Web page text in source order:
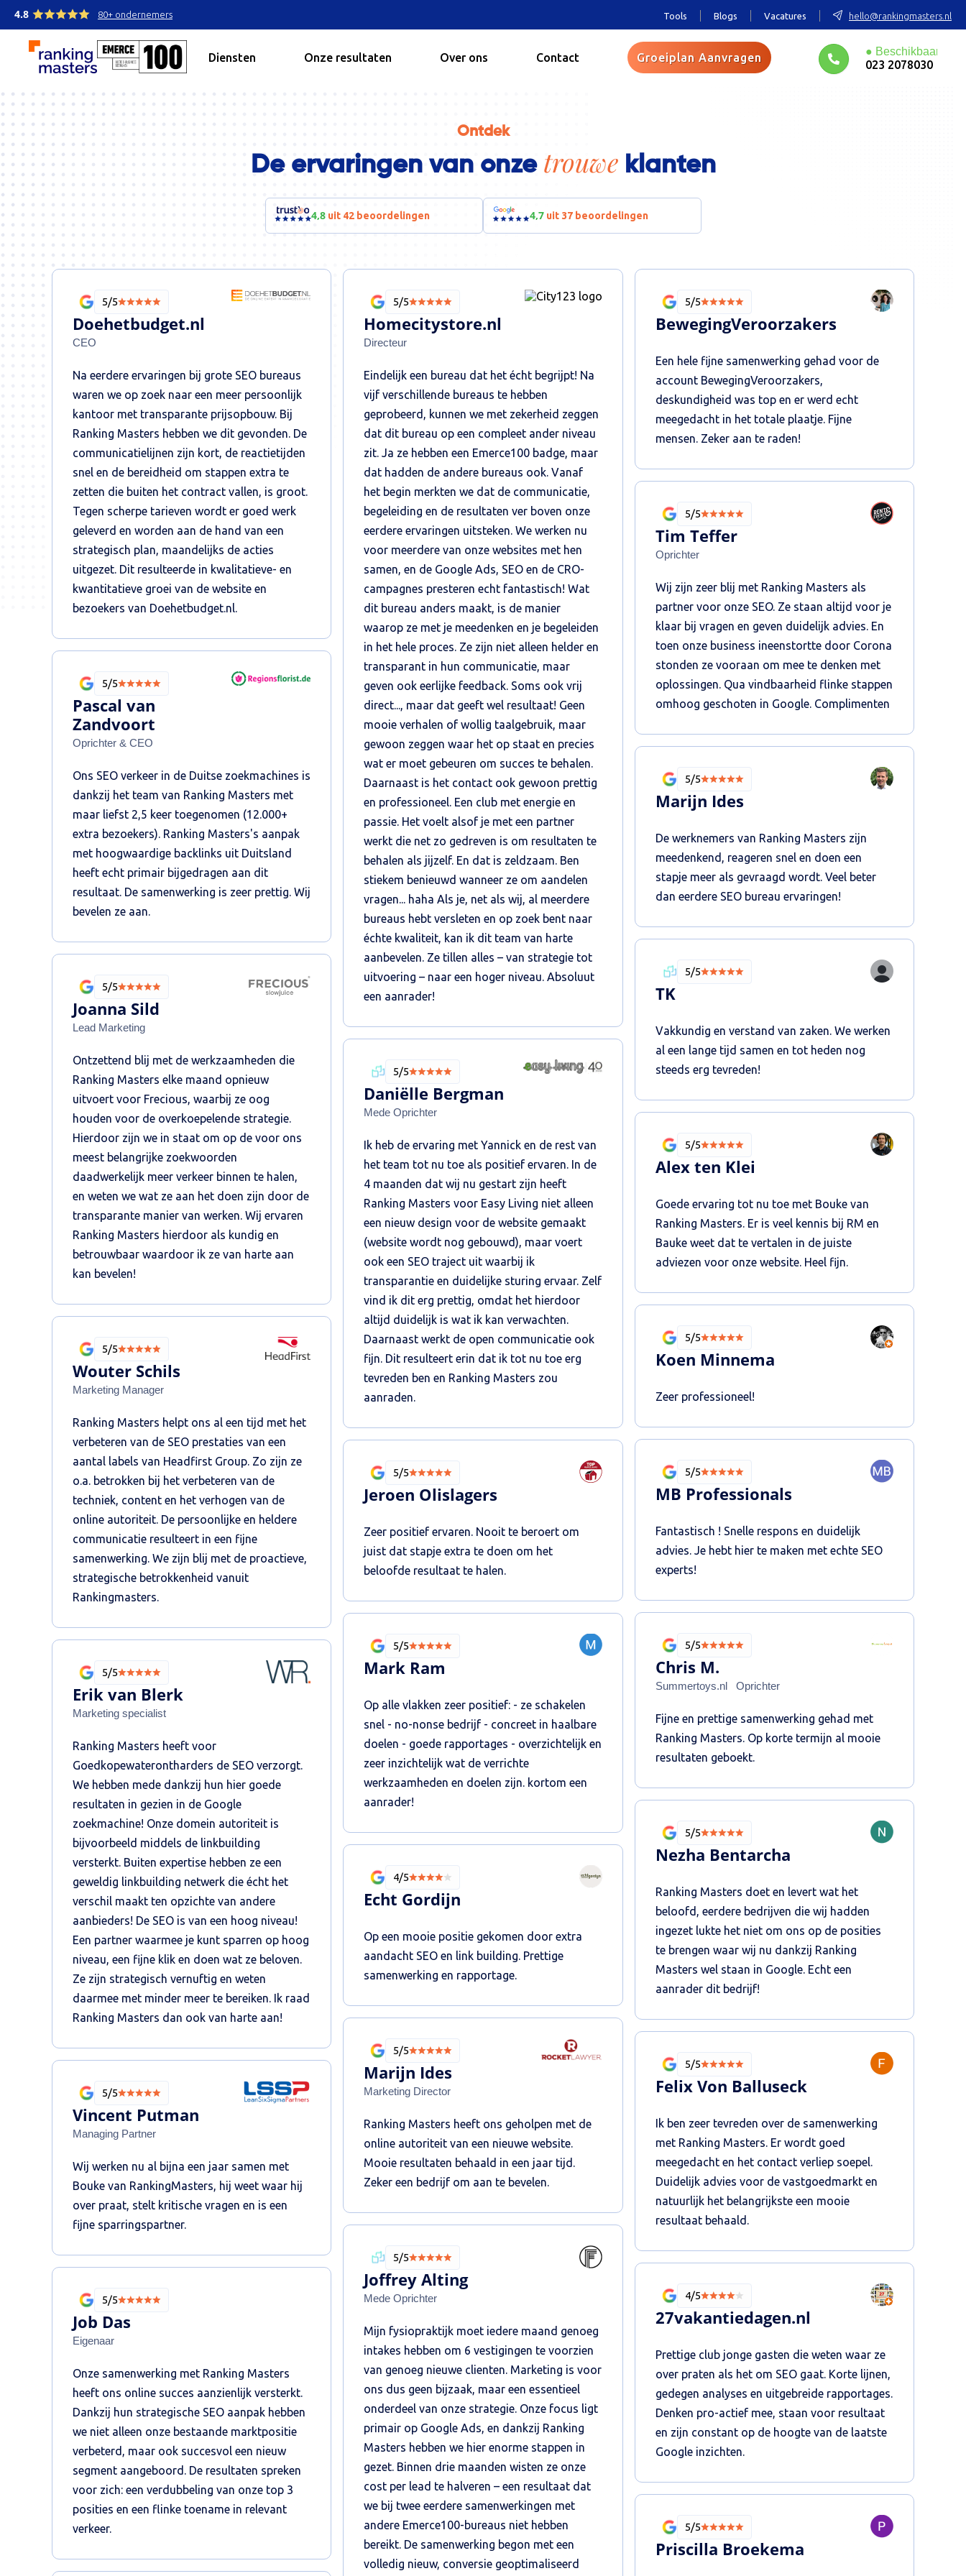
4.8 80+ ondernemers Tools Blogs Vacatures hello@rankingmasters.nl
Diensten Onze resultaten Over ons Contact Groeiplan Aanvragen
023 2078030
Ontdek
De ervaringen van onze trouweklanten
4,8 uit 42 beoordelingen 4,7 uit 37 beoordelingen
5/5
Doehetbudget.nl
CEO
Na eerdere ervaringen bij grote SEO bureaus
waren we op zoek naar een meer persoonlijk
kantoor met transparante prijsopbouw. Bij
Ranking Masters hebben we dit gevonden. De
communicatielijnen zijn kort, de reactietijden
snel en de bereidheid om stappen extra te
zetten die buiten het contract vallen, is groot.
Tegen scherpe tarieven wordt er goed werk
geleverd en worden aan de hand van een
strategisch plan, maandelijks de acties
uitgezet. Dit resulteerde in kwalitatieve- en
kwantitatieve groei van de website en
bezoekers van Doehetbudget.nl.
5/5
Pascal van
Zandvoort
Oprichter & CEO
Ons SEO verkeer in de Duitse zoekmachines is
dankzij het team van Ranking Masters met
maar liefst 2,5 keer toegenomen (12.000+
extra bezoekers). Ranking Masters's aanpak
met hoogwaardige backlinks uit Duitsland
heeft echt primair bijgedragen aan dit
resultaat. De samenwerking is zeer prettig. Wij
bevelen ze aan.
5/5
Joanna Sild
Lead Marketing
Ontzettend blij met de werkzaamheden die
Ranking Masters elke maand opnieuw
uitvoert voor Frecious, waarbij ze oog
houden voor de overkoepelende strategie.
Hierdoor zijn we in staat om op de voor ons
meest belangrijke zoekwoorden
daadwerkelijk meer verkeer binnen te halen,
en weten we wat ze aan het doen zijn door de
transparante manier van werken. Wij ervaren
Ranking Masters hierdoor als kundig en
betrouwbaar waardoor ik ze van harte aan
kan bevelen!
5/5
Wouter Schils
Marketing Manager
Ranking Masters helpt ons al een tijd met het
verbeteren van de SEO prestaties van een
aantal labels van Headfirst Group. Zo zijn ze
o.a. betrokken bij het verbeteren van de
techniek, content en het verhogen van de
online autoriteit. De persoonlijke en heldere
communicatie resulteert in een fijne
samenwerking. We zijn blij met de proactieve,
strategische betrokkenheid vanuit
Rankingmasters.
5/5
Erik van Blerk
Marketing specialist
Ranking Masters heeft voor
Goedkopewaterontharders de SEO verzorgt.
We hebben mede dankzij hun hier goede
resultaten in gezien in de Google
zoekmachine! Onze domein autoriteit is
bijvoorbeeld middels de linkbuilding
versterkt. Buiten expertise hebben ze een
geweldig linkbuilding netwerk die écht het
verschil maakt ten opzichte van andere
aanbieders! De SEO is van een hoog niveau!
Een partner waarmee je kunt sparren op hoog
niveau, een fijne klik en doen wat ze beloven.
Ze zijn strategisch vernuftig en weten
daarmee met minder meer te bereiken. Ik raad
Ranking Masters dan ook van harte aan!
5/5
Vincent Putman
Managing Partner
Wij werken nu al bijna een jaar samen met
Bouke van RankingMasters, hij weet waar hij
over praat, stelt kritische vragen en is een
fijne sparringspartner.
5/5
Job Das
Eigenaar
Onze samenwerking met Ranking Masters
heeft ons online succes aanzienlijk versterkt.
Dankzij hun strategische SEO aanpak hebben
we niet alleen onze bestaande marktpositie
verbeterd, maar ook succesvol een nieuw
segment aangeboord. De resultaten spreken
voor zich: een verdubbeling van onze top 3
posities en een flinke toename in relevant
verkeer.
5/5
Homecitystore.nl
Directeur
Eindelijk een bureau dat het écht begrijpt! Na
vijf verschillende bureaus te hebben
geprobeerd, kunnen we met zekerheid zeggen
dat dit bureau op een compleet ander niveau
zit. Ja ze hebben een Emerce100 badge, maar
dat hadden de andere bureaus ook. Vanaf
het begin merkten we dat de communicatie,
begeleiding en de resultaten ver boven onze
eerdere ervaringen uitsteken. We werken nu
voor meerdere van onze websites met hen
samen, en de Google Ads, SEO en de CRO-
campagnes presteren echt fantastisch! Wat
dit bureau anders maakt, is de manier
waarop ze met je meedenken en je begeleiden
in het hele proces. Ze zijn niet alleen helder en
transparant in hun communicatie, maar
geven ook eerlijke feedback. Soms ook vrij
direct..., maar dat geeft wel resultaat! Geen
mooie verhalen of wollig taalgebruik, maar
gewoon zeggen waar het op staat en precies
wat er moet gebeuren om succes te behalen.
Daarnaast is het contact ook gewoon prettig
en professioneel. Een club met energie en
passie. Het voelt alsof je met een partner
werkt die net zo gedreven is om resultaten te
behalen als jijzelf. En dat is zeldzaam. Ben
stiekem benieuwd wanneer ze om aandelen
vragen... haha Als je, net als wij, al meerdere
bureaus hebt versleten en op zoek bent naar
échte kwaliteit, kan ik dit team van harte
aanbevelen. Ze tillen alles – van strategie tot
uitvoering – naar een hoger niveau. Absoluut
een aanrader!
5/5
Daniëlle Bergman
Mede Oprichter
Ik heb de ervaring met Yannick en de rest van
het team tot nu toe als positief ervaren. In de
4 maanden dat wij nu gestart zijn heeft
Ranking Masters voor Easy Living niet alleen
een nieuw design voor de website gemaakt
(website wordt nog gebouwd), maar voert
ook een SEO traject uit waarbij ik
transparantie en duidelijke sturing ervaar. Zelf
vind ik dit erg prettig, omdat het hierdoor
altijd duidelijk is wat ik kan verwachten.
Daarnaast werkt de open communicatie ook
fijn. Dit resulteert erin dat ik tot nu toe erg
tevreden ben en Ranking Masters zou
aanraden.
5/5
Jeroen Olislagers
Zeer positief ervaren. Nooit te beroert om
juist dat stapje extra te doen om het
beloofde resultaat te halen.
5/5
Mark Ram
Op alle vlakken zeer positief: - ze schakelen
snel - no-nonse bedrijf - concreet in haalbare
doelen - goede rapportages - overzichtelijk en
zeer inzichtelijk wat de verrichte
werkzaamheden en doelen zijn. kortom een
aanrader!
4/5
Echt Gordijn
Op een mooie positie gekomen door extra
aandacht SEO en link building. Prettige
samenwerking en rapportage.
5/5
Marijn Ides
Marketing Director
Ranking Masters heeft ons geholpen met de
online autoriteit van een nieuwe website.
Mooie resultaten behaald in een jaar tijd.
Zeker een bedrijf om aan te bevelen.
5/5
Joffrey Alting
Mede Oprichter
Mijn fysiopraktijk moet iedere maand genoeg
intakes hebben om 6 vestigingen te voorzien
van genoeg nieuwe clienten. Marketing is voor
ons dus geen bijzaak, maar een essentieel
onderdeel van onze strategie. Onze focus ligt
primair op Google Ads, en dankzij Ranking
Masters hebben we hier enorme stappen in
gezet. Binnen drie maanden wisten ze onze
cost per lead te halveren – een resultaat dat
we bij twee eerdere samenwerkingen met
andere Emerce100-bureaus niet hebben
bereikt. De samenwerking begon met een
volledig nieuw, conversie geoptimaliseerd
5/5
BewegingVeroorzakers
Een hele fijne samenwerking gehad voor de
account BewegingVeroorzakers,
deskundigheid was top en er werd echt
meegedacht in het totale plaatje. Fijne
mensen. Zeker aan te raden!
5/5
Tim Teffer
Oprichter
Wij zijn zeer blij met Ranking Masters als
partner voor onze SEO. Ze staan altijd voor je
klaar bij vragen en geven duidelijk advies. En
toen onze business ineenstortte door Corona
stonden ze vooraan om mee te denken met
oplossingen. Qua vindbaarheid flinke stappen
omhoog geschoten in Google. Complimenten
5/5
Marijn Ides
De werknemers van Ranking Masters zijn
meedenkend, reageren snel en doen een
stapje meer als gevraagd wordt. Veel beter
dan eerdere SEO bureau ervaringen!
5/5
TK
Vakkundig en verstand van zaken. We werken
al een lange tijd samen en tot heden nog
steeds erg tevreden!
5/5
Alex ten Klei
Goede ervaring tot nu toe met Bouke van
Ranking Masters. Er is veel kennis bij RM en
Bauke weet dat te vertalen in de juiste
adviezen voor onze website. Heel fijn.
5/5
Koen Minnema
Zeer professioneel!
5/5
MB Professionals
Fantastisch ! Snelle respons en duidelijk
advies. Je hebt hier te maken met echte SEO
experts!
5/5
Chris M.
Summertoys.nl Oprichter
Fijne en prettige samenwerking gehad met
Ranking Masters. Op korte termijn al mooie
resultaten geboekt.
5/5
Nezha Bentarcha
Ranking Masters doet en levert wat het
beloofd, eerdere bedrijven die wij hadden
ingezet lukte het niet om ons op de posities
te brengen waar wij nu dankzij Ranking
Masters wel staan in Google. Echt een
aanrader dit bedrijf!
5/5
Felix Von Balluseck
Ik ben zeer tevreden over de samenwerking
met Ranking Masters. Er wordt goed
meegedacht en het contact verliep soepel.
Duidelijk advies voor de vastgoedmarkt en
natuurlijk het belangrijkste een mooie
resultaat behaald.
4/5
27vakantiedagen.nl
Prettige club jonge gasten die weten waar ze
over praten als het om SEO gaat. Korte lijnen,
gedegen analyses en uitgebreide rapportages.
Denken pro-actief mee, staan voor resultaat
en zijn constant op de hoogte van de laatste
Google inzichten.
5/5
Priscilla Broekema